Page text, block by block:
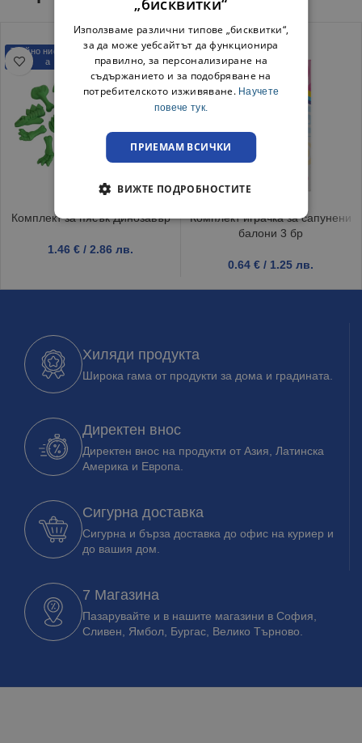
Трайно ниска цен
а
Комплект за пясък Динозавър
1.46 € / 2.86 лв.
Трайно ниска цен
а
Комплект играчка за сапунени
балони 3 бр
0.64 € / 1.25 лв.
Хиляди продукта
Широка гама от продукти за дома и градината.
Директен внос
Директен внос на продукти от Азия, Латинска
Америка и Европа.
Сигурна доставка
Сигурна и бърза доставка до офис на куриер и
до вашия дом.
7 Магазина
Пазарувайте и в нашите магазини в София,
Сливен, Ямбол, Бургас, Велико Търново.
Използваме различни типове „бисквитки“,
за да може уебсайтът да функционира
правилно, за персонализиране на
съдържанието и за подобряване на
потребителското изживяване. Научете
повече тук.
ПРИЕМАМ ВСИЧКИ
ВИЖТЕ ПОДРОБНОСТИТЕ